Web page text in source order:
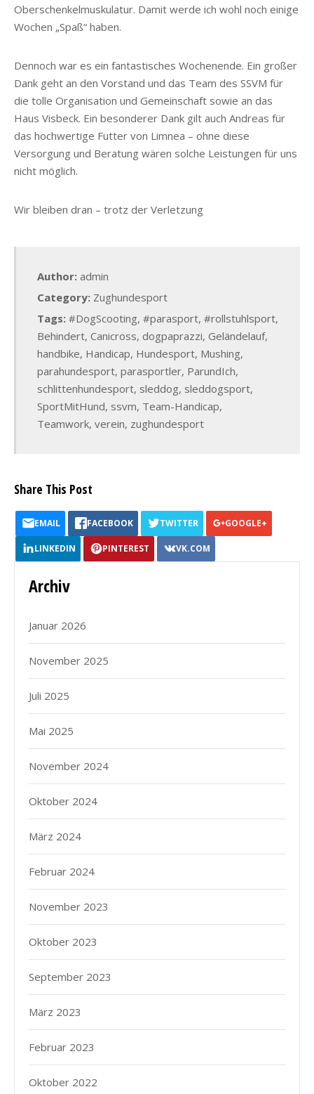
Oberschenkelmuskulatur. Damit werde ich wohl noch einige
Wochen „Spaß“ haben.
Dennoch war es ein fantastisches Wochenende. Ein großer
Dank geht an den Vorstand und das Team des SSVM für
die tolle Organisation und Gemeinschaft sowie an das
Haus Visbeck. Ein besonderer Dank gilt auch Andreas für
das hochwertige Futter von Limnea – ohne diese
Versorgung und Beratung wären solche Leistungen für uns
nicht möglich.
Wir bleiben dran – trotz der Verletzung
Author: admin
Category: Zughundesport
Tags: #DogScooting, #parasport, #rollstuhlsport,
Behindert, Canicross, dogpaprazzi, Geländelauf,
handbike, Handicap, Hundesport, Mushing,
parahundesport, parasportler, ParundIch,
schlittenhundesport, sleddog, sleddogsport,
SportMitHund, ssvm, Team-Handicap,
Teamwork, verein, zughundesport
Share This Post
EMAIL FACEBOOK TWITTER GOOGLE+
LINKEDIN PINTEREST VK.COM
Archiv
Januar 2026
November 2025
Juli 2025
Mai 2025
November 2024
Oktober 2024
März 2024
Februar 2024
November 2023
Oktober 2023
September 2023
März 2023
Februar 2023
Oktober 2022